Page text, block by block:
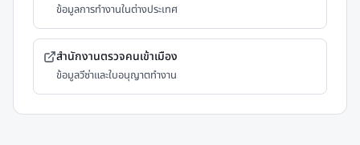
ข้อมูลการทำงานในต่างประเทศ
สำนักงานตรวจคนเข้าเมือง
ข้อมูลวีซ่าและใบอนุญาตทำงาน